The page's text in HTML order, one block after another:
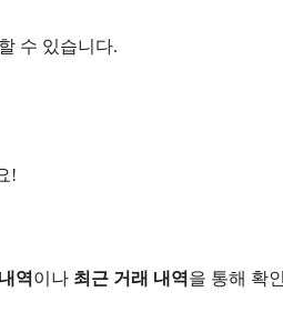
수 있습니다.
!
역 이나 최근 거래 내역 을 통해 확